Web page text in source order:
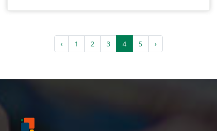
‹ 1 2 3 4 5 ›